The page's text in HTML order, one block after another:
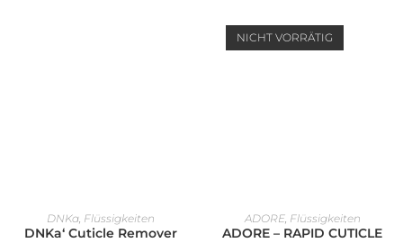
IN DEN WARENKORB
DNKa, Flüssigkeiten
DNKa‘ Cuticle Remover
NICHT VORRÄTIG
WEITERLESEN
ADORE, Flüssigkeiten
ADORE – RAPID CUTICLE